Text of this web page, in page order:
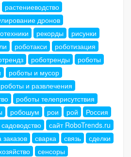
растениеводство
дронов
рекорды
рисунки
роботакси
роботизация
роботренды
роботы
роботы и мусор
роботы и развлечения
роботы телеприсутствия
робошум рои рой
Россия
садоводство
сайт RoboTrends.ru
заказов сварка связь
сделки
сенсоры